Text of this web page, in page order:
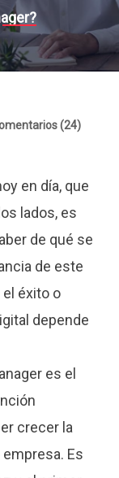
(24)
en día, que
lados, es
de qué se
de este
éxito o
depende
es el
crecer la
Es